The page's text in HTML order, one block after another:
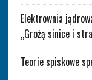
Elektrownia
„Grożą sinice i
Teorie spiskowe